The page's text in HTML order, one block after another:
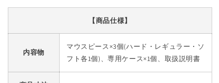
【商品仕様】
内容物
マウスピース×3個(ハード・レギュラー・ソ
フト各1個)、専用ケース×1個、取扱説明書